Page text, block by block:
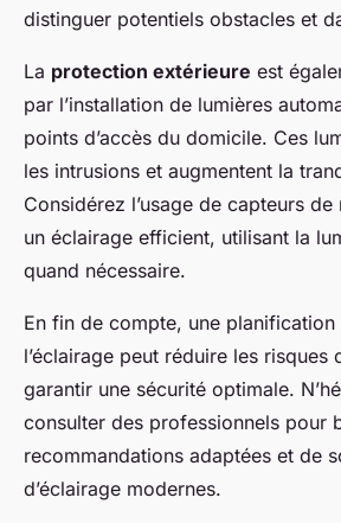
distinguer potentiels obstacles et
La protection extérieure est
par l’installation de lumières
points d’accès du domicile. Ces
les intrusions et augmentent la
Considérez l’usage de capteurs
un éclairage efficient, utilisant la
quand nécessaire.
En fin de compte, une
l’éclairage peut réduire les risques
garantir une sécurité optimale.
consulter des professionnels pour
recommandations adaptées et de
d’éclairage modernes.